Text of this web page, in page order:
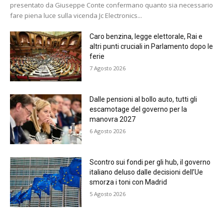
presentato da Giuseppe Conte confermano quanto sia necessario
fare piena luce sulla vicenda Jc Electronics...
Caro benzina, legge elettorale, Rai e
altri punti cruciali in Parlamento dopo le
ferie
7 Agosto 2026
Dalle pensioni al bollo auto, tutti gli
escamotage del governo per la
manovra 2027
6 Agosto 2026
Scontro sui fondi per gli hub, il governo
italiano deluso dalle decisioni dell’Ue
smorza i toni con Madrid
5 Agosto 2026